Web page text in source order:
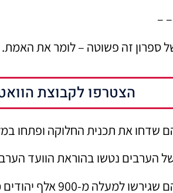
–
ספרון זה פשוטה – לומר את האמת.
הצטרפו לקבוצת
שדחו את תכנית החלוקה ופתחו
הערבים נטשו בהוראת הוועד
הערבים הם שגירשו